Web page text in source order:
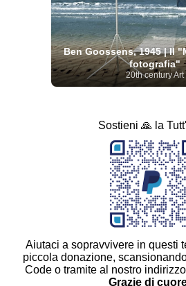
Ben Goossens, 1945 | Il
fotografia"
20th century Art
Sostieni 🙏 la
Aiutaci a sopravvivere in questi
piccola donazione,
Code o tramite al nostro
Grazie di